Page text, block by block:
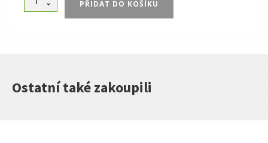
vidlic
PŘIDAT DO KOŠÍKU
Ostatní také zakoupili